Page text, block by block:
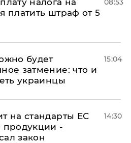
налога на
платить штраф от 5
08:53
будет
затмение: что и
украинцы
15:04
на стандарты ЕС
продукции -
закон
14:30